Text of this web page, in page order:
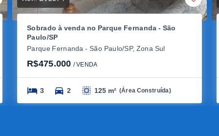
Sobrado à venda no Parque Fernanda - São
Paulo/SP
Parque Fernanda - São Paulo/SP, Zona Sul
R$475.000 / VENDA
3 2 125 m² (Área Construída)